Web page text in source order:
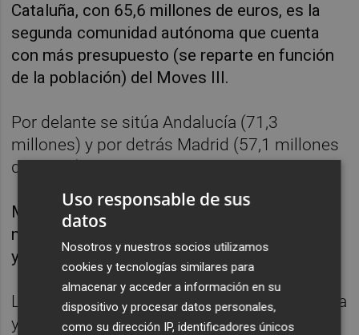
Cataluña, con 65,6 millones de euros, es la
segunda comunidad autónoma que cuenta
con más presupuesto (se reparte en función
de la población) del Moves III.
Por delante se sitúa Andalucía (71,3
millones) y por detrás Madrid (57,1 millones
de euros).
Madrid y Cataluña son los principales
mercados de compra de vehículos eléctricos
y de híbridos enchufables.
Los presupuestos de Cantabria, Extremadura
y La Rioja son, respectivamente, de 4,9
Uso responsable de sus
datos
Nosotros y nuestros socios utilizamos
cookies y tecnologías similares para
almacenar y acceder a información en su
dispositivo y procesar datos personales,
como su dirección IP, identificadores únicos